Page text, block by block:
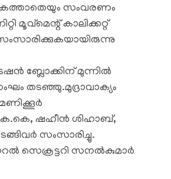
സംവരണം
മൂവ്‌മെന്റ് കാലിക്കറ്റ്
ബ്ലോക്കിന് മുന്നില്‍
തടഞ്ഞു.മുദ്രാവാക്യം
കെ.കെ, ഷഹീന്‍ ശിഹാബ്,
സംസാരിച്ചു.
സെക്രട്ടറി സനല്‍കുമാര്‍